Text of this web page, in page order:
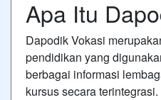
Apa Itu
Dapodik Vokasi
pendidikan yang
berbagai informasi
kursus secara terintegrasi.